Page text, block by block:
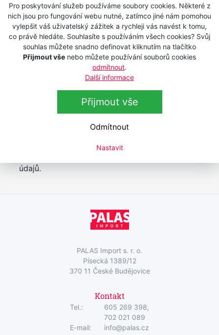
Pro poskytování služeb používáme soubory cookies. Některé z
nich jsou pro fungování webu nutné, zatímco jiné nám pomohou
vylepšit váš uživatelský zážitek a rychleji vás navést k tomu,
co právě hledáte. Souhlasíte s používáním všech cookies? Svůj
souhlas můžete snadno definovat kliknutím na tlačítko
Přijmout vše nebo můžete používání souborů cookies
odmítnout.
Další informace
Přijmout vše
Odmítnout
Nastavit
Oprašovací štětka WAHL 0093-6090
Skladem
250 Kč s DPH
206,61 Kčbez DPH
Přihlášení k odběru newsletteru
údajů.
PALAS Import s. r. o.
Písecká 1389/12
370 11 České Budějovice
Kontakt
Tel.:
605 269 398,
702 021 089
E-mail:
info@palas.cz